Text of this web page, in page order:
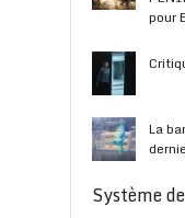
pour
La
Système